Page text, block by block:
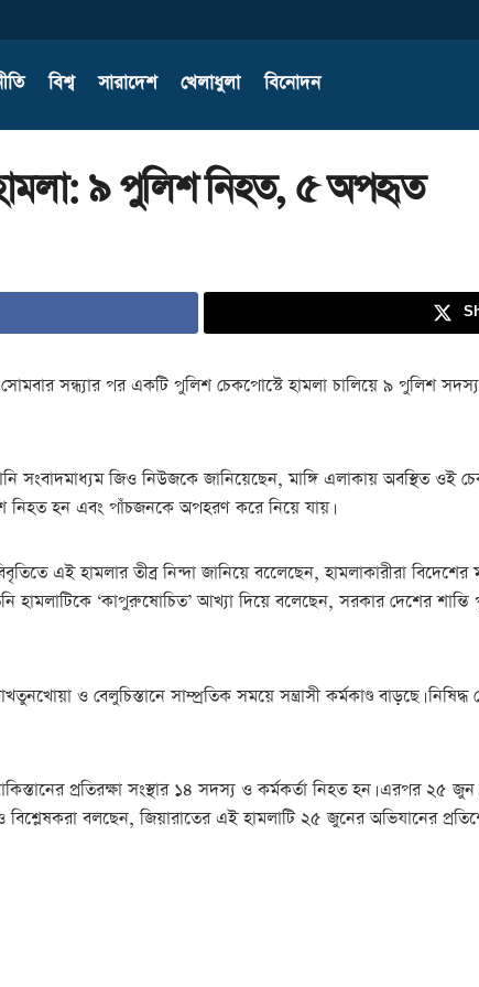
বিশ্ব সারাদেশ খেলাধুলা বিনোদন
হামলা: ৯ পুলিশ নিহত, ৫ অপহৃত
সোমবার সন্ধ্যার পর একটি পুলিশ চেকপোস্টে হামলা চালিয়ে ৯ পুলিশ
সংবাদমাধ্যম জিও নিউজকে জানিয়েছেন, মাঙ্গি এলাকায় অবস্থিত ওই
হন এবং পাঁচজনকে অপহরণ করে নিয়ে যায়।
বিবৃতিতে এই হামলার তীব্র নিন্দা জানিয়ে বলেেছেন, হামলাকারীরা
হামলাটিকে ‘কাপুরুষোচিত’ আখ্যা দিয়ে বলেছেন, সরকার দেশের শান্তি
ও বেলুচিস্তানে সাম্প্রতিক সময়ে সন্ত্রাসী কর্মকাণ্ড বাড়ছে।
প্রতিরক্ষা সংস্থার ১৪ সদস্য ও কর্মকর্তা নিহত হন। এরপর ২৫ জুন
বলছেন, জিয়ারাতের এই হামলাটি ২৫ জুনের অভিযানের